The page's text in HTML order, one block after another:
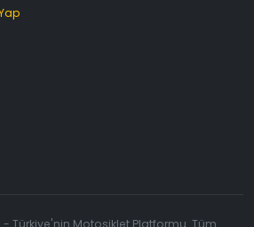
- Türkiye'nin Motosiklet Platformu. Tüm